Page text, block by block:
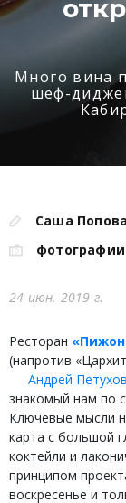
Много вина
шеф-
Саша Попова
24 июн. 2019 г.
Ресторан
(напротив
Андрей Петухов
знакомый нам по
Ключевые мысли
карта с большой
коктейли и
принципом
воскресенье и